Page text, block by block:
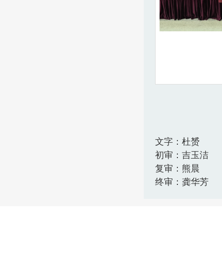
文字：杜赟
初审：吉玉洁
复审：熊晨
终审：龚华芳